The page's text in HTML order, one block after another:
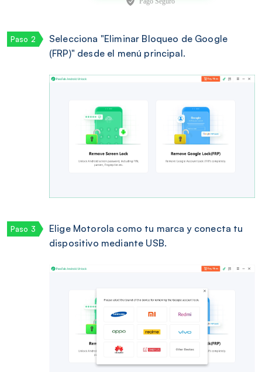
Selecciona "Eliminar Bloqueo de Google
(FRP)" desde el menú principal.
Elige Motorola como tu marca y conecta tu
dispositivo mediante USB.